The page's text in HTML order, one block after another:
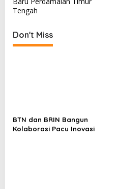
t
a
v
i
o
Tengah
Don't Miss
BTN dan BRIN Bangun
Kolaborasi Pacu Inovasi